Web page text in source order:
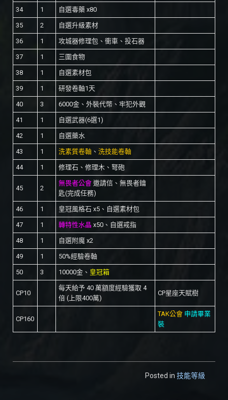
34 1 自選毒藥 x80
35 2 自選升級素材
36 1 攻城器修理包、衝車、投石器
37 1 三圍食物
38 1 自選素材包
39 1 研發卷軸1天
40 3 6000金、外裝代幣、牢犯外觀
41 1 自選武器(6選1)
42 1 自選藥水
43 1 洗素質卷軸 、洗技能卷軸
44 1 修理石、修理木、弩砲
45 2
無畏者公會 邀請信、無畏者鑰
匙(完成任務)
46 1 皇冠風格石 x5、自選素材包
47 1 轉特性水晶 x50、自選戒指
48 1 自選附魔 x2
49 1 50%經驗卷軸
50 3 10000金、 皇冠箱
CP10
每天給予 40 萬額度經驗獲取 4
倍 (上限400萬)
CP星座天賦樹
CP160
TAK公會 申請畢業
裝
Posted in 技能等級